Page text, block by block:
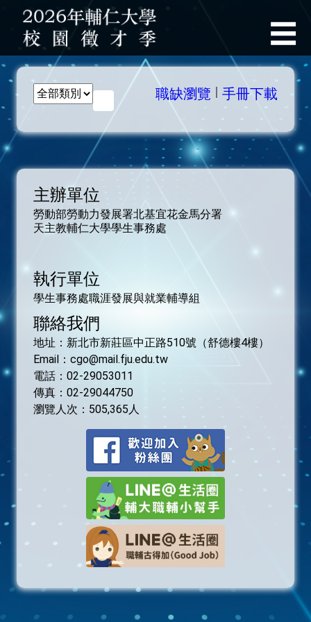
輔 ☰
首頁
最新公告
徵才說明會
職涯活動
活動獎勵辦法
常見問題Q&A
相關連結
表單下載
廠商登入
求職者登入
手冊下載
｜
職缺瀏覽
主辦單位
勞動部勞動力發展署北基宜花金馬分署
天主教輔仁大學學生事務處
執行單位
學生事務處職涯發展與就業輔導組
聯絡我們
地址：新北市新莊區中正路510號（舒德樓4樓）
Email：cgo@mail.fju.edu.tw
電話：02-29053011
傳真：02-29044750
瀏覽人次： 505,365人